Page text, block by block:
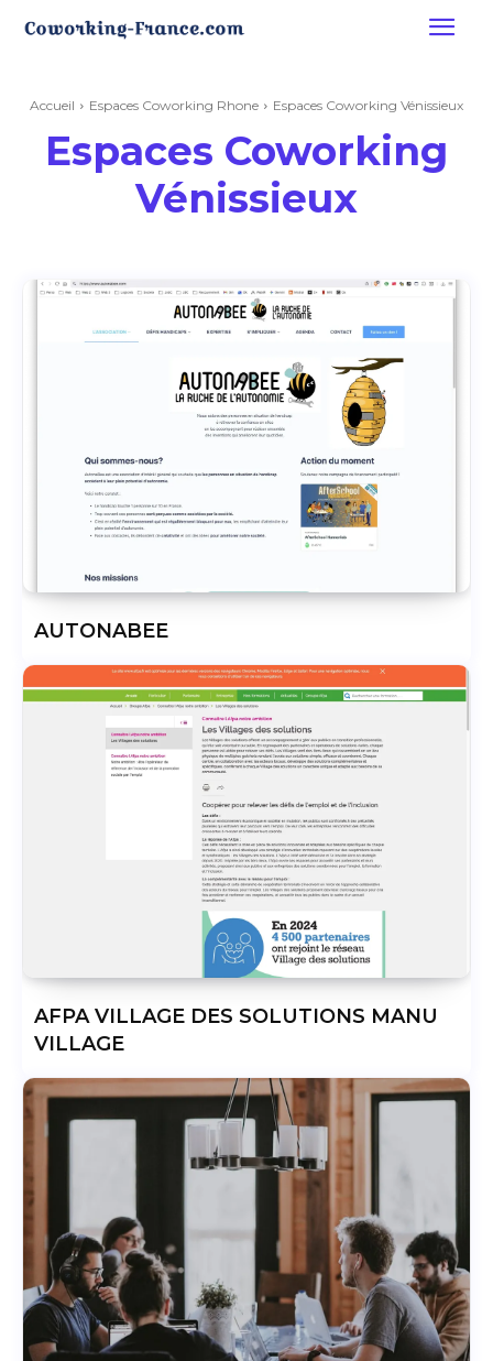
Accueil Espaces Coworking Rhone Espaces Coworking Vénissieux
Espaces Coworking
Vénissieux
AUTONABEE
AFPA VILLAGE DES SOLUTIONS MANU
VILLAGE